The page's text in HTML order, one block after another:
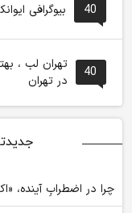
40 بیوگرافی
40
تهران لب ،
در تهران
چرا در اضطرابِ آینده،